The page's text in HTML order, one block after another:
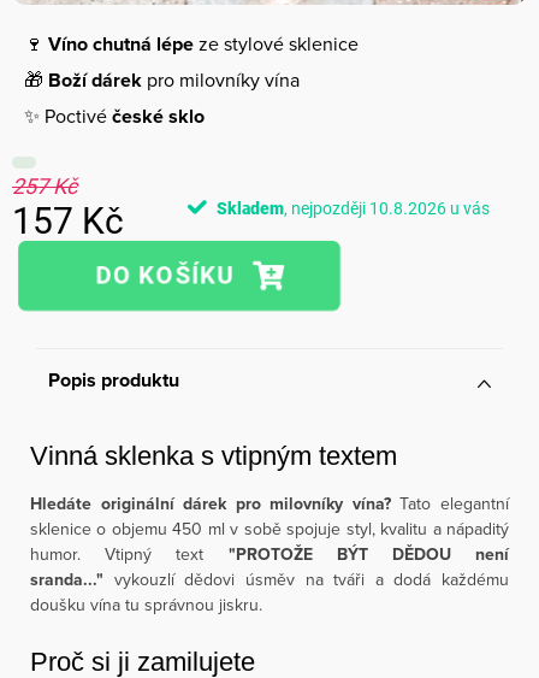
🍷 Víno chutná lépeze stylové sklenice
🎁 Boží dárek pro milovníky vína
✨ Poctivéčeské sklo
257 Kč
157 Kč
Měrná
Skladem 10.8.2026
Popis produktu
Vinná sklenka s vtipným textem
Hledáte originální dárek pro milovníky vína?Tato elegantní
sklenice o objemu 450 ml v sobě spojuje styl, kvalitu a nápaditý
humor. Vtipný text "PROTOŽE BÝT DĚDOU není
sranda..." vykouzlí dědovi úsměv na tváři a dodá každému
doušku vína tu správnou jiskru.
Proč si ji zamilujete